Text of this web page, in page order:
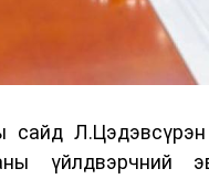
сайд
үйлдвэрчний